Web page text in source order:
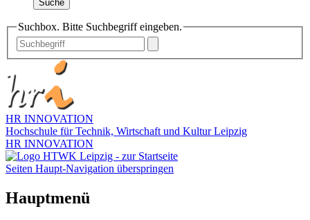
Suche
Suchbox. Bitte Suchbegriff eingeben.
HR INNOVATION
Hochschule für Technik, Wirtschaft und Kultur Leipzig
HR INNOVATION
Seiten Haupt-Navigation überspringen
Hauptmenü